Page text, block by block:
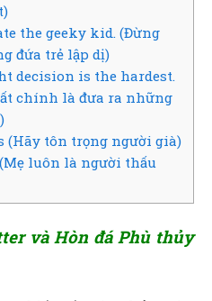
the geeky kid. (Đừng
đứa trẻ lập dị)
decision is the hardest.
chính là đưa ra những
(Hãy tôn trọng người già)
luôn là người thấu
và Hòn đá Phù thủy